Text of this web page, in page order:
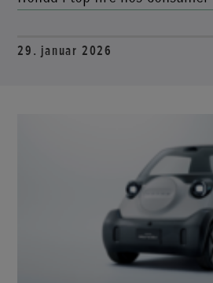
29. januar 2026